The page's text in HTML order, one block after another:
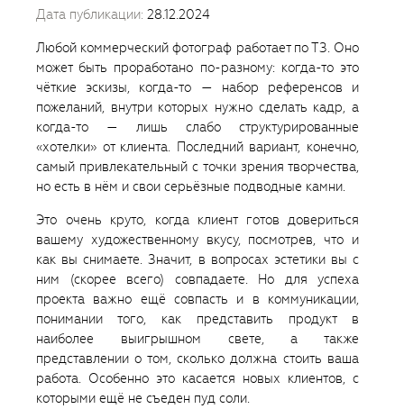
Дата публикации: 28.12.2024
Любой коммерческий фотограф работает по ТЗ. Оно
может быть проработано по-разному: когда-то это
чëткие эскизы, когда-то — набор референсов и
пожеланий, внутри которых нужно сделать кадр, а
когда-то — лишь слабо структурированные
«хотелки» от клиента. Последний вариант, конечно,
самый привлекательный с точки зрения творчества,
но есть в нëм и свои серьëзные подводные камни.
Это очень круто, когда клиент готов довериться
вашему художественному вкусу, посмотрев, что и
как вы снимаете. Значит, в вопросах эстетики вы с
ним (скорее всего) совпадаете. Но для успеха
проекта важно ещë совпасть и в коммуникации,
понимании того, как представить продукт в
наиболее выигрышном свете, а также
представлении о том, сколько должна стоить ваша
работа. Особенно это касается новых клиентов, с
которыми ещë не съеден пуд соли.